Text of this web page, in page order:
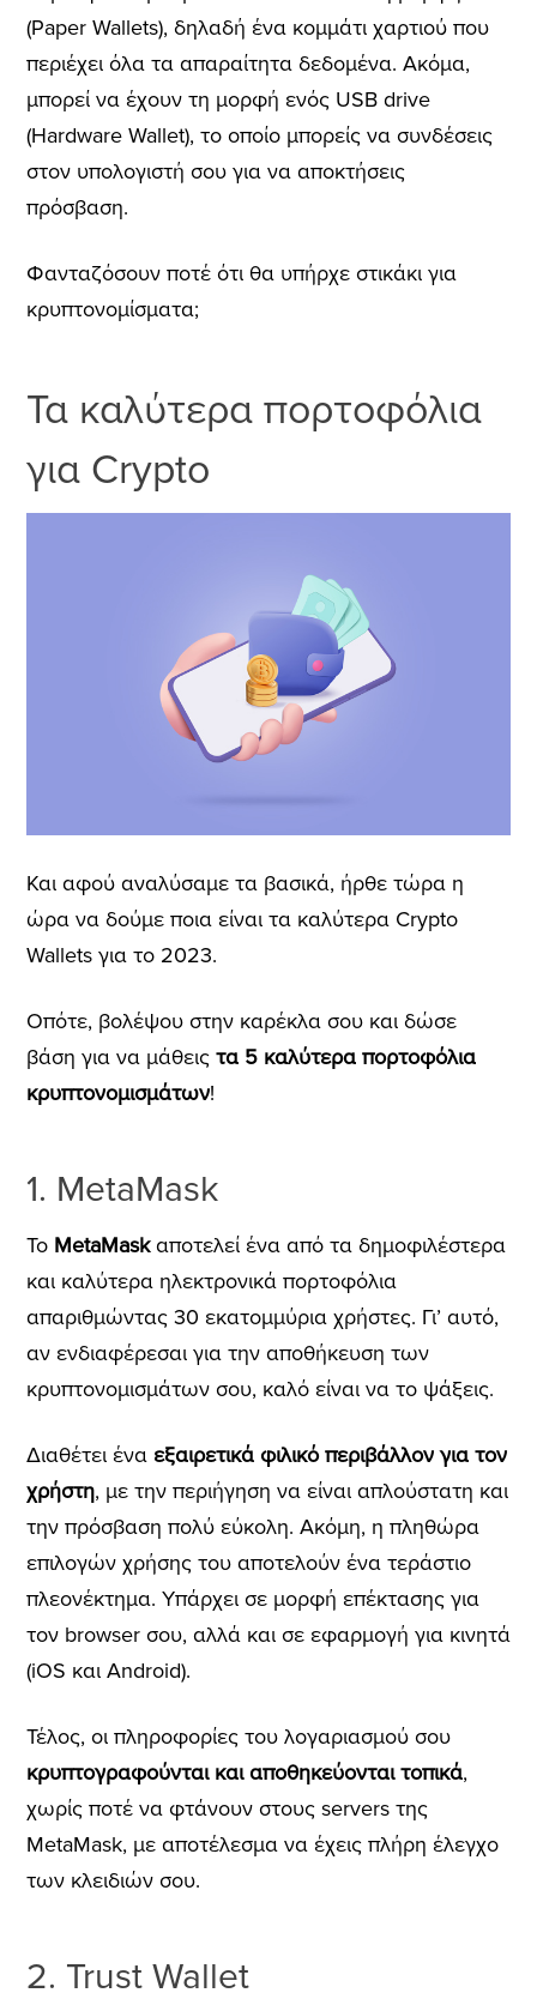
(Paper Wallets), δηλαδή ένα κομμάτι χαρτιού που
περιέχει όλα τα απαραίτητα δεδομένα. Ακόμα,
μπορεί να έχουν τη μορφή ενός USB drive
(Hardware Wallet), το οποίο μπορείς να συνδέσεις
στον υπολογιστή σου για να αποκτήσεις
πρόσβαση.
Φανταζόσουν ποτέ ότι θα υπήρχε στικάκι για
κρυπτονομίσματα;
Τα καλύτερα πορτοφόλια
για Crypto
Και αφού αναλύσαμε τα βασικά, ήρθε τώρα η
ώρα να δούμε ποια είναι τα καλύτερα Crypto
Wallets για το 2023.
Οπότε, βολέψου στην καρέκλα σου και δώσε
βάση για να μάθεις τα 5 καλύτερα πορτοφόλια
κρυπτονομισμάτων!
1. MetaMask
Το MetaMaskαποτελεί ένα από τα δημοφιλέστερα
και καλύτερα ηλεκτρονικά πορτοφόλια
απαριθμώντας 30 εκατομμύρια χρήστες. Γι’ αυτό,
αν ενδιαφέρεσαι για την αποθήκευση των
κρυπτονομισμάτων σου, καλό είναι να το ψάξεις.
Διαθέτει ένα εξαιρετικά φιλικό περιβάλλον για τον
χρήστη, με την περιήγηση να είναι απλούστατη και
την πρόσβαση πολύ εύκολη. Ακόμη, η πληθώρα
επιλογών χρήσης του αποτελούν ένα τεράστιο
πλεονέκτημα. Υπάρχει σε μορφή επέκτασης για
τον browser σου, αλλά και σε εφαρμογή για κινητά
(iOS και Android).
Τέλος, οι πληροφορίες του λογαριασμού σου
κρυπτογραφούνται και αποθηκεύονται τοπικά,
χωρίς ποτέ να φτάνουν στους servers της
MetaMask, με αποτέλεσμα να έχεις πλήρη έλεγχο
των κλειδιών σου.
2. Trust Wallet